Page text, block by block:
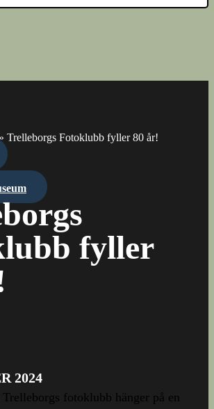
Trelleborgs Fotoklubb fyller 80 år!
fyller
2024